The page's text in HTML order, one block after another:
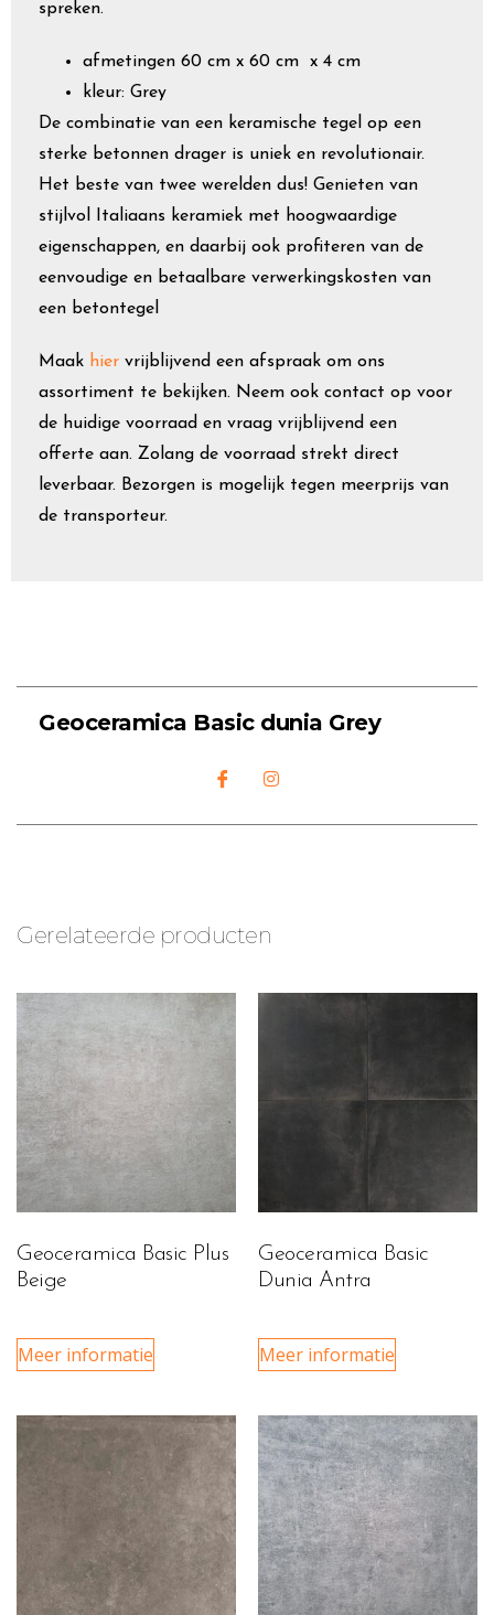
spreken.
afmetingen 60 cm x 60 cm x 4 cm
kleur: Grey
De combinatie van een keramische tegel op een
sterke betonnen drager is uniek en revolutionair.
Het beste van twee werelden dus! Genieten van
stijlvol Italiaans keramiek met hoogwaardige
eigenschappen, en daarbij ook profiteren van de
eenvoudige en betaalbare verwerkingskosten van
een betontegel
Maak hier vrijblijvend een afspraak om ons
assortiment te bekijken. Neem ook contact op voor
de huidige voorraad en vraag vrijblijvend een
offerte aan. Zolang de voorraad strekt direct
leverbaar. Bezorgen is mogelijk tegen meerprijs van
de transporteur.
Geoceramica Basic dunia Grey
Gerelateerde producten
Geoceramica Basic Plus
Beige
Meer informatie
Geoceramica Basic
Dunia Antra
Meer informatie